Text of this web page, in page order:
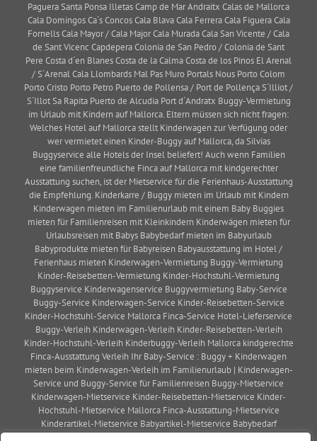
Paguera Santa Ponsa Illetas Camp de Mar Andraitx Calas de Mallorca
Cala Domingos Ca´s Concos Cala Blava Cala Ferrera Cala Figuera Cala
Fornells Cala Mayor / Cala Major Cala Murada Cala San Vicente / Cala
de Sant Vicenc Capdepera Colonia de San Pedro / Colonia de Sant
Pere Costa d´en Blanes Costa de la Calma Costa de los Pinos El Arenal
/ S´Arenal Cala Llombards Mal Pas Muro Portals Nous Porto Colom
Porto Cristo Porto Petro Puerto de Pollensa / Port de Pollença S´Illiot /
S´Illot Sa Rapita Puerto de Alcudia Port d´Andratx Buggy-Vermietung
im Urlaub mit Kindern auf Mallorca. Eltern müssen sich nicht fragen:
Welches Hotel auf Mallorca stellt Kinderwagen zur Verfügung oder
wer vermietet einen Kinder-Buggy auf Mallorca, da Silvias
Buggyservice alle Hotels der Insel beliefert! Auch wenn Familien
eine familienfreundliche Finca auf Mallorca mit kindgerechter
Ausstattung suchen, ist der Mietservice für die Ferienhaus-Ausstattung
die Empfehlung. Kinderkarre / Buggy mieten im Urlaub mit Kindern
Kinderwagen mieten im Familienurlaub mit einem Baby Buggies
mieten für Familienreisen mit Kleinkindern Kinderwägen mieten für
Urlaubsreisen mit Babys Babybedarf mieten im Babyurlaub
Babyprodukte mieten für Babyreisen Babyausstattung im Hotel /
Ferienhaus mieten Kinderwagen-Vermietung Buggy-Vermietung
Kinder-Reisebetten-Vermietung Kinder-Hochstuhl-Vermietung
Buggyservice Kinderwagenservice Buggyvermietung Baby-Service
Buggy-Service Kinderwagen-Service Kinder-Reisebetten-Service
Kinder-Hochstuhl-Service Mallorca Finca-Service Hotel-Lieferservice
Buggy-Verleih Kinderwagen-Verleih Kinder-Reisebetten-Verleih
Kinder-Hochstuhl-Verleih Kinderbuggy-Verleih Mallorca kindgerechte
Finca-Ausstattung Verleih Ihr Baby-Service : Buggy + Kinderwagen
mieten beim Kinderwagen-Verleih im Familienurlaub | Kinderwagen-
Service und Buggy-Service für Familienreisen Buggy-Mietservice
Kinderwagen-Mietservice Kinder-Reisebetten-Mietservice Kinder-
Hochstuhl-Mietservice Mallorca Finca-Ausstattung-Mietservice
Kinderartikel-Mietservice Babyartikel-Mietservice Babybedarf